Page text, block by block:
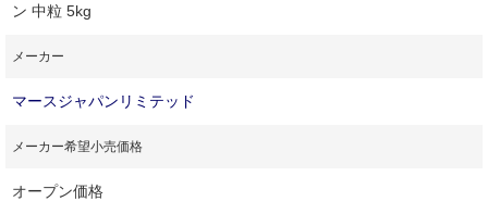
ン 中粒 5kg
メーカー
マースジャパンリミテッド
メーカー希望小売価格
オープン価格